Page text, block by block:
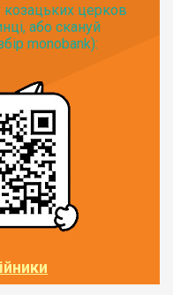
церков
або скануй
monobank):